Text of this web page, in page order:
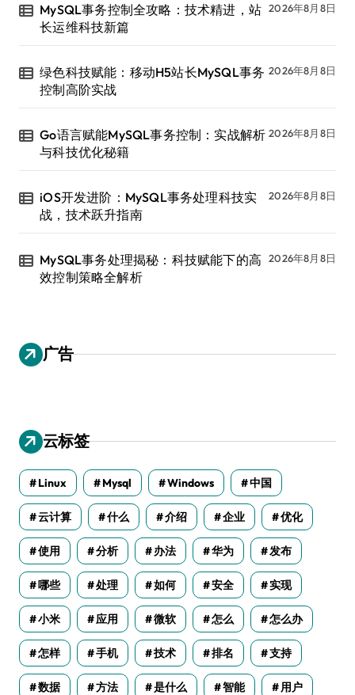
MySQL事务控制全攻略：技术精进，站
长运维科技新篇
2026年8月8日
绿色科技赋能：移动H5站长MySQL事务
控制高阶实战
2026年8月8日
Go语言赋能MySQL事务控制：实战解析
与科技优化秘籍
2026年8月8日
iOS开发进阶：MySQL事务处理科技实
战，技术跃升指南
2026年8月8日
MySQL事务处理揭秘：科技赋能下的高
效控制策略全解析
2026年8月8日
广告
云标签
Linux Mysql Windows 中国
云计算 什么 介绍 企业 优化
使用 分析 办法 华为 发布
哪些 处理 如何 安全 实现
小米 应用 微软 怎么 怎么办
怎样 手机 技术 排名 支持
数据 方法 是什么 智能 用户